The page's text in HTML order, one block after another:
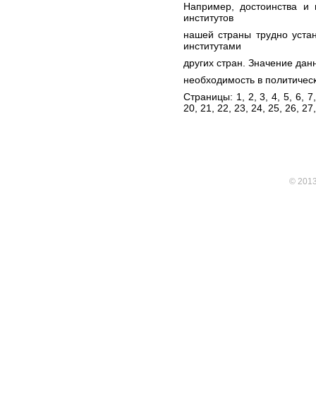
Например, достоинства и
институтов
нашей страны трудно
институтами
других стран. Значение
необходимость в
Страницы: 1, 2 ,3 ,4 5, 6, 7
20 21 22 23 24 25 26 27
©